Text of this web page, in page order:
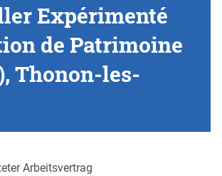
Expérimenté
de Patrimoine
Thonon-les-
Arbeitsvertrag